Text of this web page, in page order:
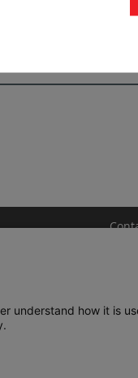
PRIVACIDADE
understand how it is